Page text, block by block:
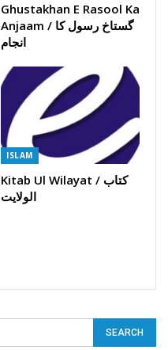
Ghustakhan E Rasool Ka
Anjaam / گستاخ رسول کا
انجام
ISLAM
Kitab Ul Wilayat / کتاب
الولایت